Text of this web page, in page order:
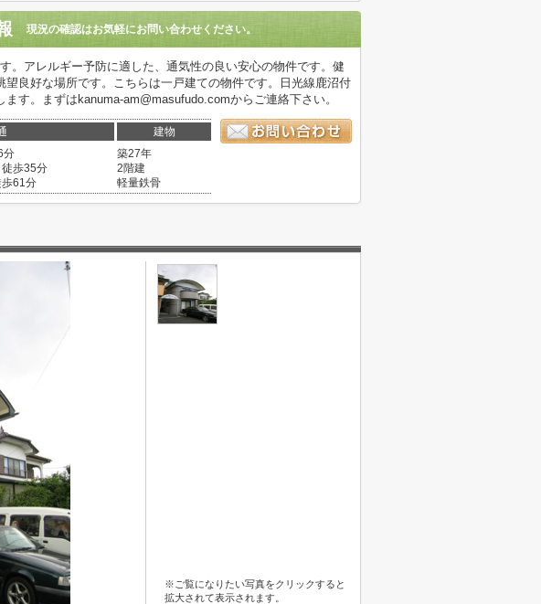
現況の確認はお気軽にお問い合わせください。
。アレルギー予防に適した、通気性の良い安心の物件です。健
良好な場所です。こちらは一戸建ての物件です。日光線鹿沼付
す。まずはkanuma-am@masufudo.comからご連絡下さい。
建物
分
徒歩35分
歩61分
築27年
2階建
軽量鉄骨
※ご覧になりたい写真をクリックすると
拡大されて表示されます。